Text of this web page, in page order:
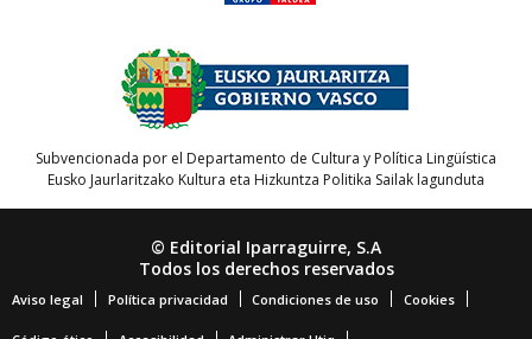
Subvencionada por el Departamento de Cultura y Política Lingüística
Eusko Jaurlaritzako Kultura eta Hizkuntza Politika Sailak lagunduta
© Editorial Iparraguirre, S.A
Todos los derechos reservados
Aviso legal Política privacidad Condiciones de uso Cookies